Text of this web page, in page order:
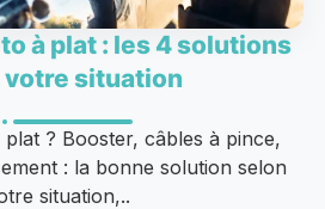
à plat : les 4 solutions
votre situation
? Booster, câbles à pince,
: la bonne solution selon
situation,..